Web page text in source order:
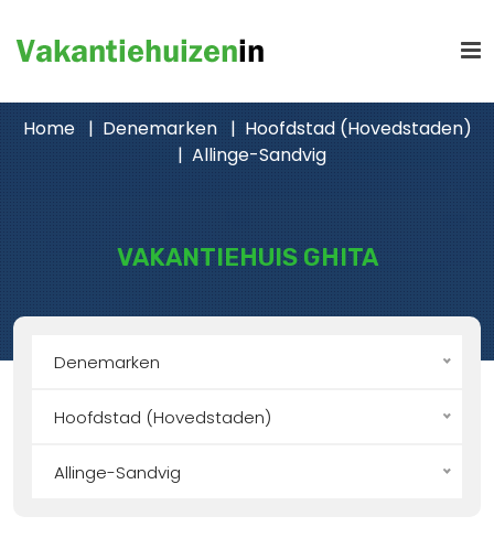
VAKANTIEHUIS GHITA
Home Denemarken
Hoofdstad (Hovedstaden)
Allinge-Sandvig
Denemarken
Hoofdstad (Hovedstaden)
Allinge-Sandvig